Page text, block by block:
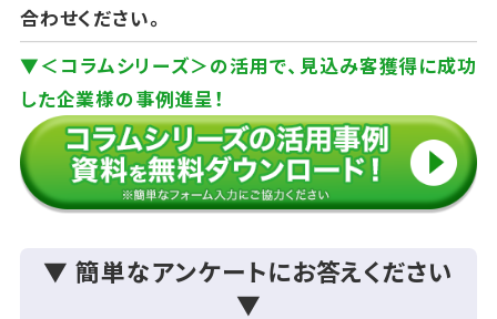
合わせください。
▼＜コラムシリーズ＞の活用で、見込み客獲得に成功
した企業様の事例進呈！
▼ 簡単なアンケートにお答えください
▼